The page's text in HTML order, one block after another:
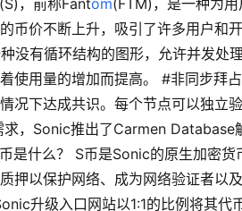
，前称Fantom(FTM)，是一种为用
币价不断上升，吸引了许多用户和
没有循环结构的图形，允许并发处
使用量的增加而提高。 #非同步拜
况下达成共识。每个节点可以独立
，Sonic推出了Carmen
是什么？ S币是Sonic的原生加密
押以保护网络、成为网络验证者
升级入口网站以1:1的比例将其